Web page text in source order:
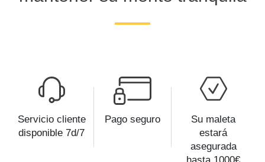
Servicio cliente
disponible 7d/7
Pago seguro
Su maleta
estará
asegurada